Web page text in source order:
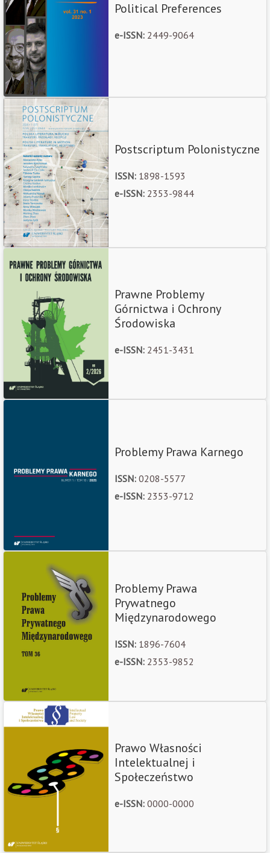
Political Preferences
e-ISSN: 2449-9064
Postscriptum Polonistyczne
ISSN: 1898-1593
e-ISSN: 2353-9844
Prawne Problemy
Górnictwa i Ochrony
Środowiska
e-ISSN: 2451-3431
Problemy Prawa Karnego
ISSN: 0208-5577
e-ISSN: 2353-9712
Problemy Prawa
Prywatnego
Międzynarodowego
ISSN: 1896-7604
e-ISSN: 2353-9852
Prawo Własności
Intelektualnej i
Społeczeństwo
e-ISSN: 0000-0000